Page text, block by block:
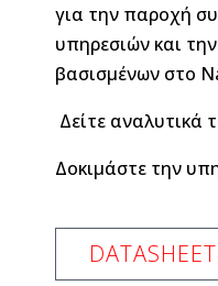
για την παροχή
υπηρεσιών και
βασισμένων στο
Δείτε αναλυτικά
Δοκιμάστε την
DATASHEET